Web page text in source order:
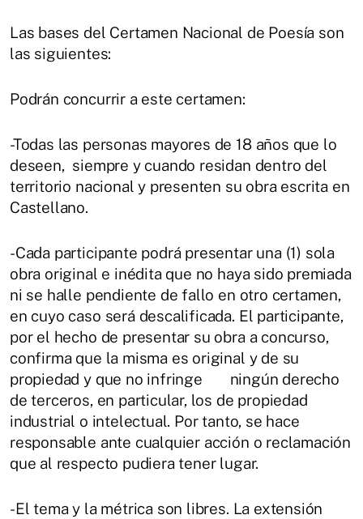
Las bases del Certamen Nacional de Poesía son
las siguientes:
Podrán concurrir a este certamen:
-Todas las personas mayores de 18 años que lo
deseen, siempre y cuando residan dentro del
territorio nacional y presenten su obra escrita en
Castellano.
-Cada participante podrá presentar una (1) sola
obra original e inédita que no haya sido premiada
ni se halle pendiente de fallo en otro certamen,
en cuyo caso será descalificada. El participante,
por el hecho de presentar su obra a concurso,
confirma que la misma es original y de su
propiedad y que no infringe ningún derecho
de terceros, en particular, los de propiedad
industrial o intelectual. Por tanto, se hace
responsable ante cualquier acción o reclamación
que al respecto pudiera tener lugar.
-El tema y la métrica son libres. La extensión